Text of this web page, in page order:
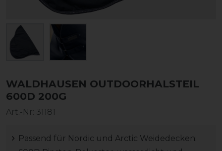
WALDHAUSEN OUTDOORHALSTEIL
600D 200G
Art.-Nr: 31181
Passend für Nordic und Arctic Weidedecken: